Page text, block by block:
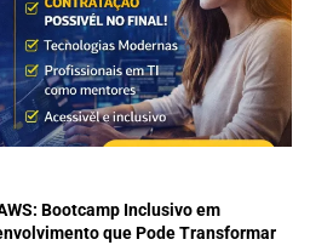
Bootcamp Inclusivo em
que Pode Transformar